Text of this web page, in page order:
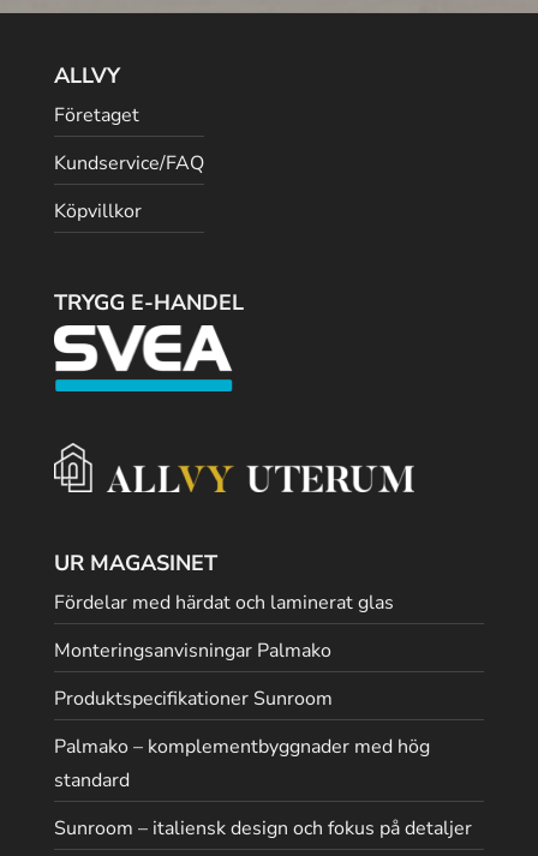
ALLVY
Företaget
Kundservice/FAQ
Köpvillkor
TRYGG E-HANDEL
UR MAGASINET
Fördelar med härdat och laminerat glas
Monteringsanvisningar Palmako
Produktspecifikationer Sunroom
Palmako – komplementbyggnader med hög
standard
Sunroom – italiensk design och fokus på detaljer